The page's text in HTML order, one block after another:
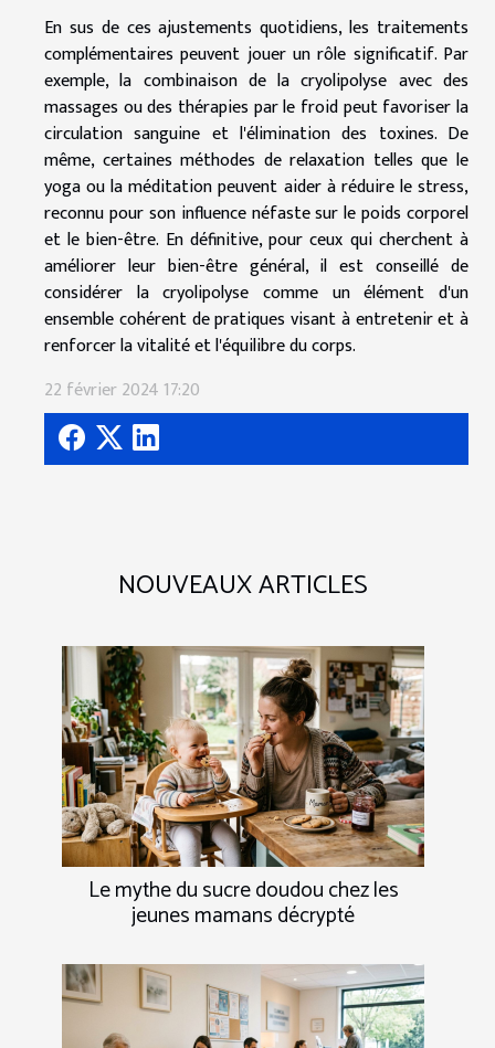
NOUVEAUX ARTICLES
Le mythe du sucre doudou chez les
jeunes mamans décrypté
En sus de ces ajustements quotidiens, les traitements
complémentaires peuvent jouer un rôle significatif. Par
exemple, la combinaison de la cryolipolyse avec des
massages ou des thérapies par le froid peut favoriser la
circulation sanguine et l'élimination des toxines. De
même, certaines méthodes de relaxation telles que le
yoga ou la méditation peuvent aider à réduire le stress,
reconnu pour son influence néfaste sur le poids corporel
et le bien-être. En définitive, pour ceux qui cherchent à
améliorer leur bien-être général, il est conseillé de
considérer la cryolipolyse comme un élément d'un
ensemble cohérent de pratiques visant à entretenir et à
renforcer la vitalité et l'équilibre du corps.
22 février 2024 17:20